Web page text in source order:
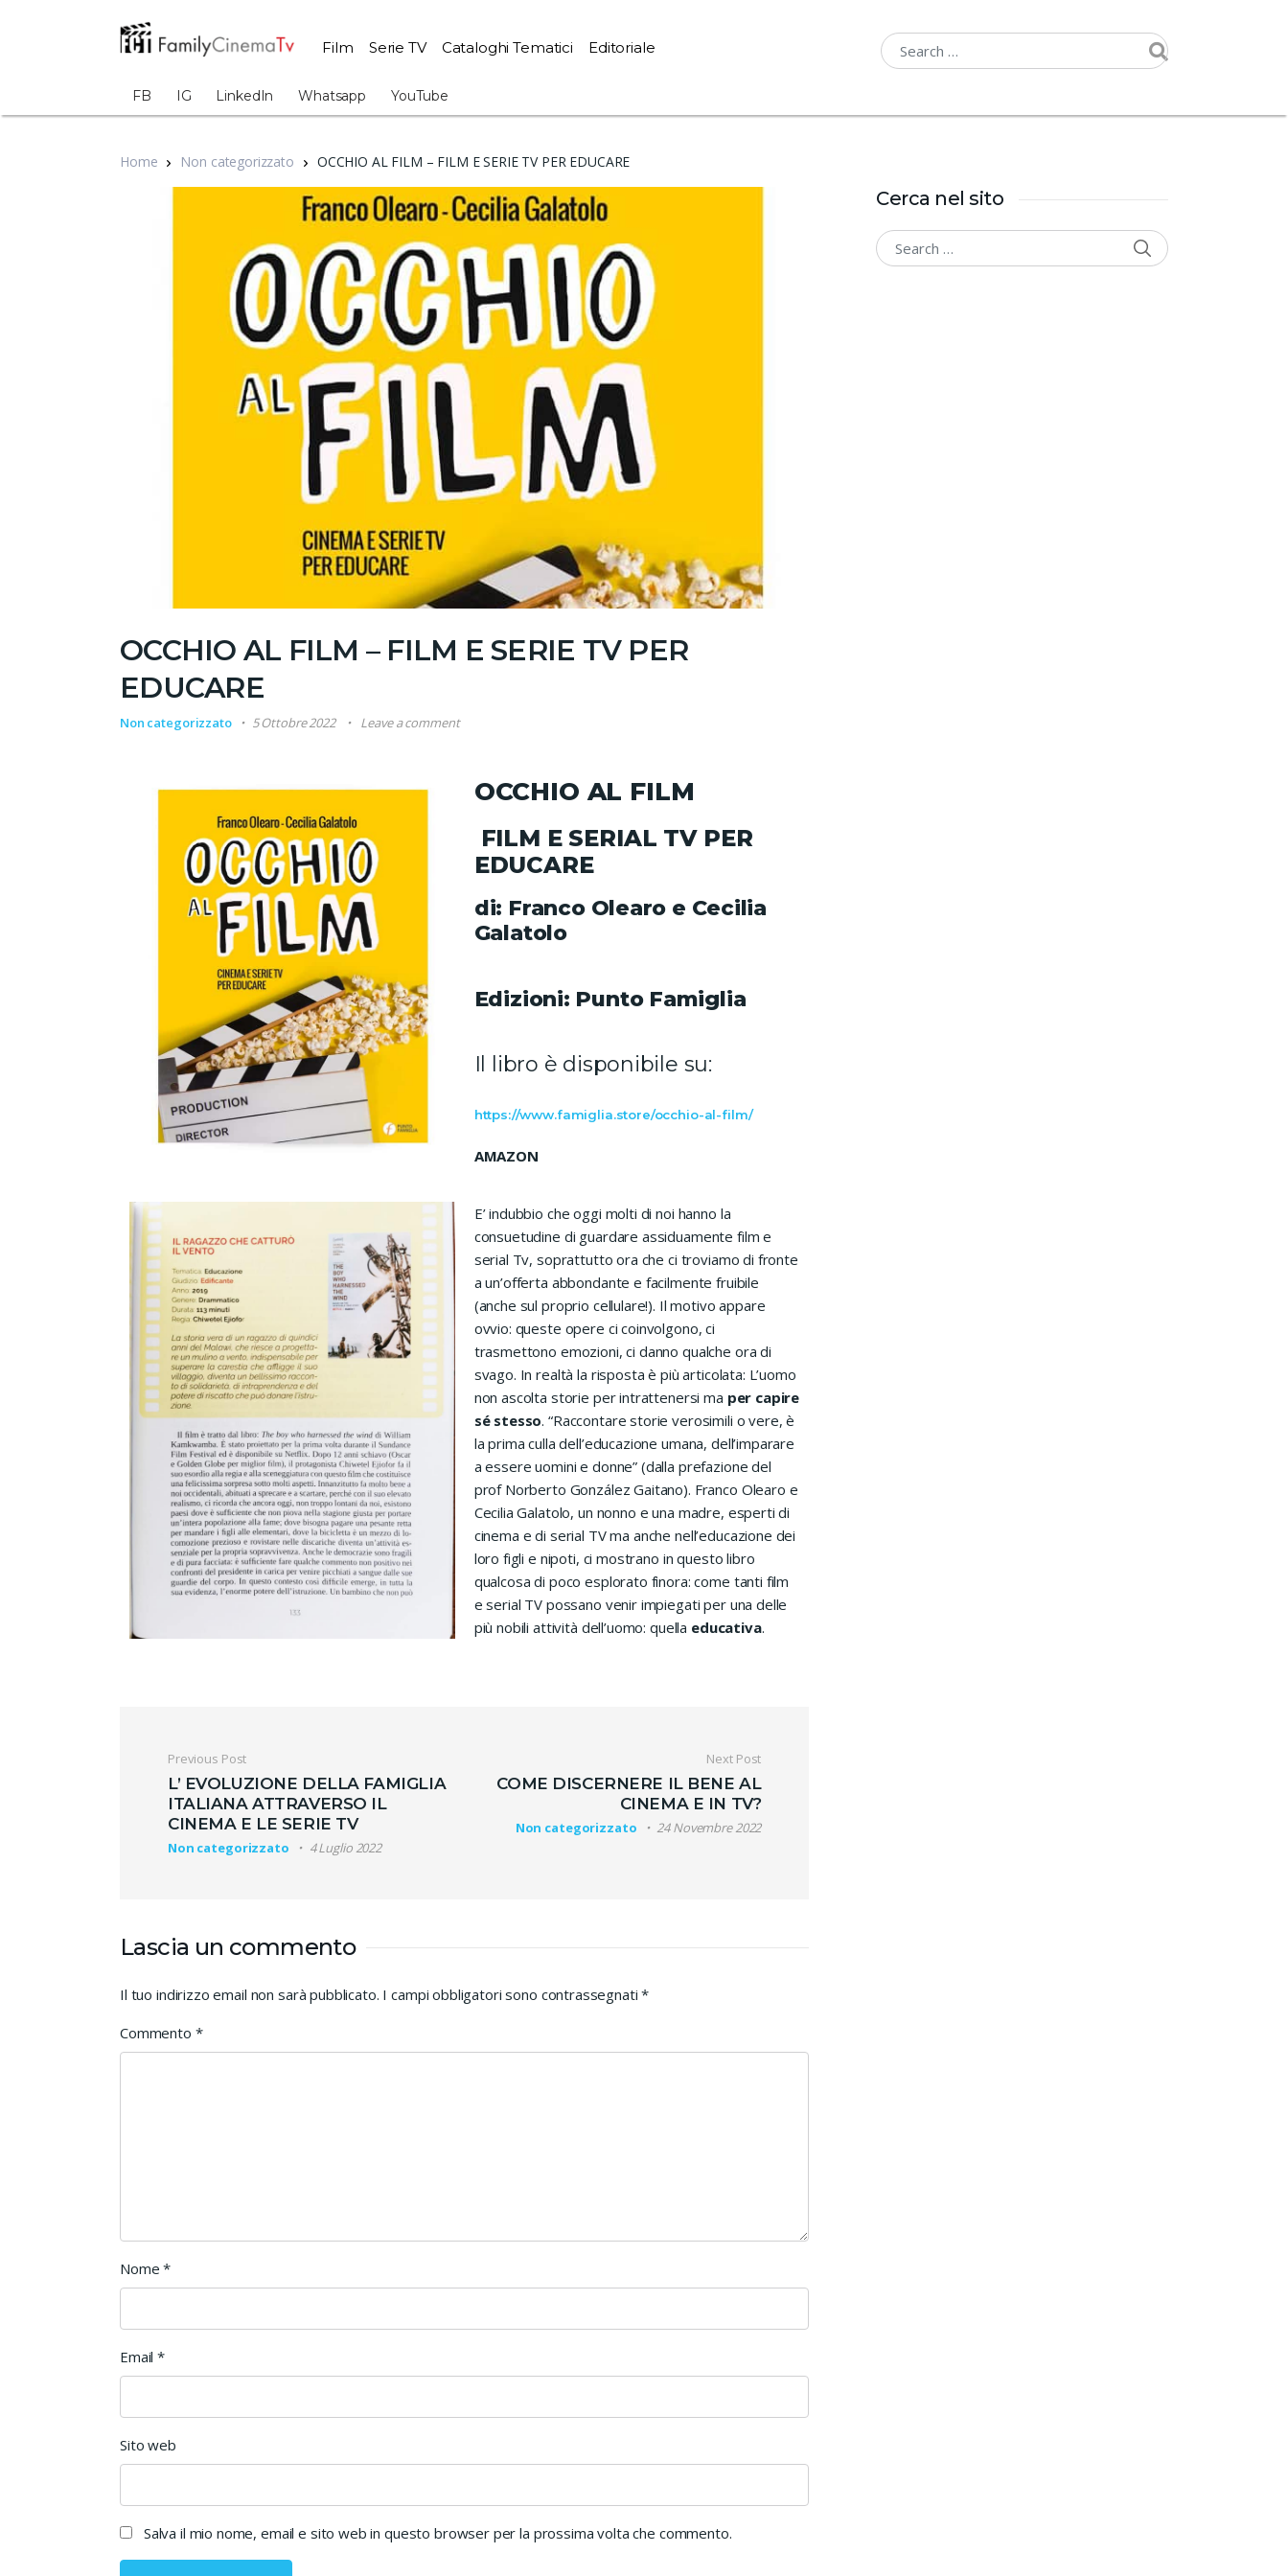
Film Serie TV Cataloghi Tematici Editoriale
FB IG LinkedIn Whatsapp YouTube
Home Non categorizzato OCCHIO AL FILM – FILM E SERIE TV PER EDUCARE
OCCHIO AL FILM – FILM E SERIE TV PER
EDUCARE
Non categorizzato 5 Ottobre 2022 Leave a comment
OCCHIO AL FILM
FILM E SERIAL TV PER
EDUCARE
di: Franco Olearo e Cecilia
Galatolo
Edizioni: Punto Famiglia
Il libro è disponibile su:
https://www.famiglia.store/occhio-al-film/
AMAZON
E’ indubbio che oggi molti di noi hanno la
consuetudine di guardare assiduamente film e
serial Tv, soprattutto ora che ci troviamo di fronte
a un’offerta abbondante e facilmente fruibile
(anche sul proprio cellulare!). Il motivo appare
ovvio: queste opere ci coinvolgono, ci
trasmettono emozioni, ci danno qualche ora di
svago. In realtà la risposta è più articolata: L’uomo
non ascolta storie per intrattenersi ma per capire
sé stesso. “Raccontare storie verosimili o vere, è
la prima culla dell’educazione umana, dell’imparare
a essere uomini e donne” (dalla prefazione del
prof Norberto González Gaitano). Franco Olearo e
Cecilia Galatolo, un nonno e una madre, esperti di
cinema e di serial TV ma anche nell’educazione dei
loro figli e nipoti, ci mostrano in questo libro
qualcosa di poco esplorato finora: come tanti film
e serial TV possano venir impiegati per una delle
più nobili attività dell’uomo: quella educativa.
Previous Post
L’ EVOLUZIONE DELLA FAMIGLIA
ITALIANA ATTRAVERSO IL
CINEMA E LE SERIE TV
Non categorizzato 4 Luglio 2022
Next Post
COME DISCERNERE IL BENE AL
CINEMA E IN TV?
Non categorizzato 24 Novembre 2022
Lascia un commento
Il tuo indirizzo email non sarà pubblicato. I campi obbligatori sono contrassegnati*
Commento *
Nome*
Email*
Sito web
Salva il mio nome, email e sito web in questo browser per la prossima volta che commento.
Cerca nel sito